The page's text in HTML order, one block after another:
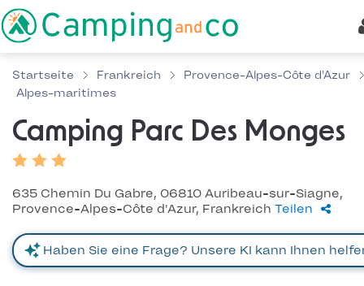
Startseite Frankreich
Provence-Alpes-Côte d'Azur
Alpes-maritimes
Camping Parc Des Monges
635 Chemin Du Gabre, 06810 Auribeau-sur-Siagne,
Provence-Alpes-Côte d'Azur, Frankreich Teilen